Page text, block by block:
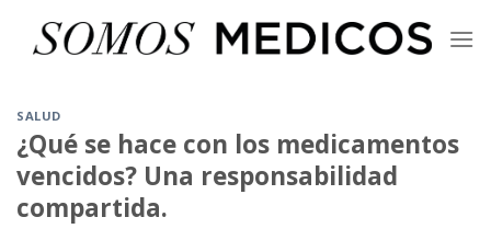
SALUD
¿Qué se hace con los medicamentos
vencidos? Una responsabilidad
compartida.